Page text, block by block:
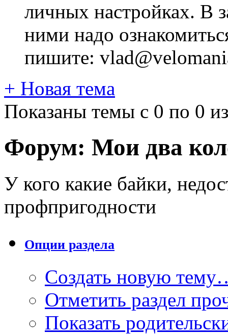
личных настройках. В
ними надо
пишите:
+ Новая тема
Показаны темы с 0 по 0
Форум: Мои два
У кого какие байки,
профпригодности
Опции раздела
Создать новую
Отметить раздел
Показать